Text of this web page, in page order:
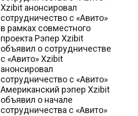
Xzibit анонсировал
сотрудничество с «Авито»
в рамках совместного
проекта Рэпер Xzibit
объявил о сотрудничестве
с «Авито» Xzibit
анонсировал
сотрудничество с «Авито»
Американский рэпер Xzibit
объявил о начале
сотрудничества с «Авито»